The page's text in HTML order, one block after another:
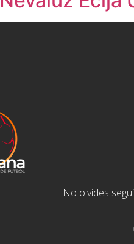
No olvides